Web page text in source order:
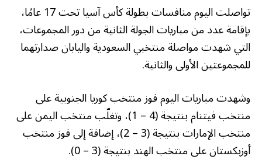
تواصلت اليوم منافسات بطولة كأس آسيا تحت 17 عامًا،
بإقامة عدد من مباريات الجولة الثانية من دور المجموعات،
التي شهدت مواصلة منتخبي السعودية واليابان صدارتهما
للمجموعتين الأولى والثانية.
وشهدت مباريات اليوم فوز منتخب كوريا الجنوبية على
منتخب فيتنام بنتيجة (4 – 1)، وتغلّب منتخب اليمن على
منتخب الإمارات بنتيجة (3 – 2)، إضافة إلى فوز منتخب
أوزبكستان على منتخب الهند بنتيجة (3 – 0).